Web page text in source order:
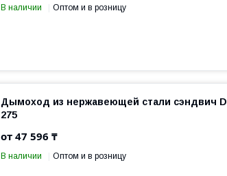
В наличии Оптом и в розницу
Дымоход из нержавеющей стали сэндвич D
275
от 47 596 ₸
В наличии Оптом и в розницу